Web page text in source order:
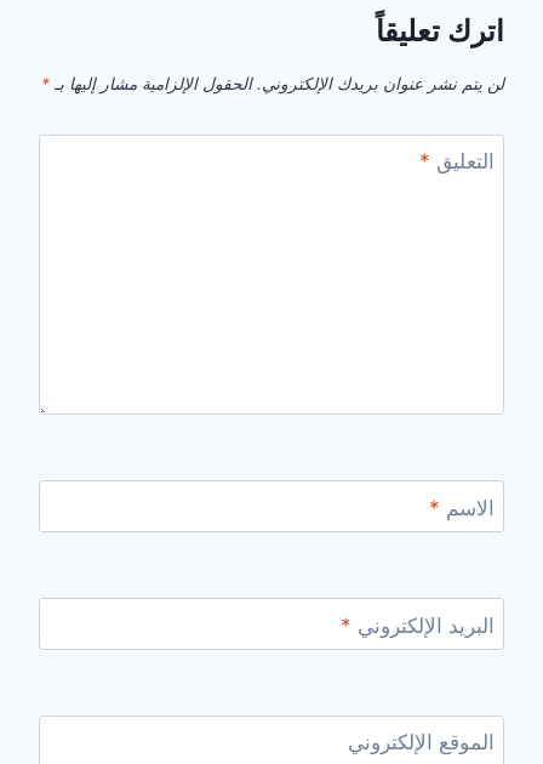
اترك تعليقاً
لن يتم نشر عنوان بريدك الإلكتروني. الحقول الإلزامية مشار إليها بـ *
التعليق *
الاسم *
البريد الإلكتروني *
الموقع الإلكتروني